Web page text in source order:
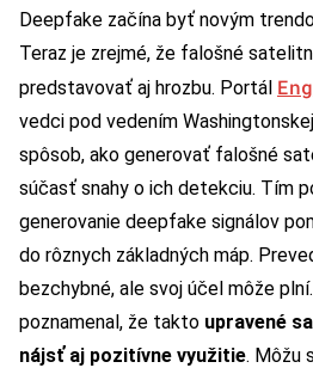
Deepfake začína byť novým
Teraz je zrejmé, že falošné
predstavovať aj hrozbu. Portál
vedci pod vedením
spôsob, ako generovať falošné
súčasť snahy o ich detekciu. Tím
generovanie deepfake signálov
do rôznych základných máp.
bezchybné, ale svoj účel môže
poznamenal, že takto upravené
nájsť aj pozitívne využitie. Môžu